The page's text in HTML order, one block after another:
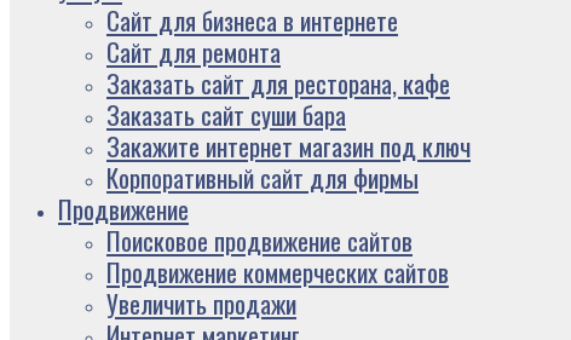
Сайт для бизнеса в интернете
Сайт для ремонта
Заказать сайт для ресторана, кафе
Заказать сайт суши бара
Закажите интернет магазин под ключ
Корпоративный сайт для фирмы
Продвижение
Поисковое продвижение сайтов
Продвижение коммерческих сайтов
Увеличить продажи